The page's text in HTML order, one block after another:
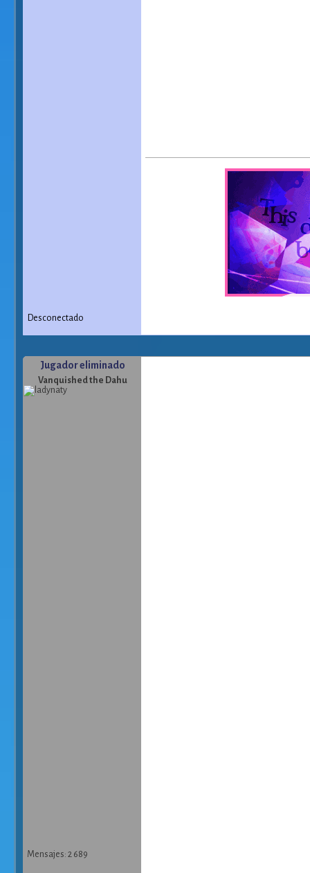
Desconectado
Jugador eliminado
Vanquished the Dahu
Mensajes: 2 689